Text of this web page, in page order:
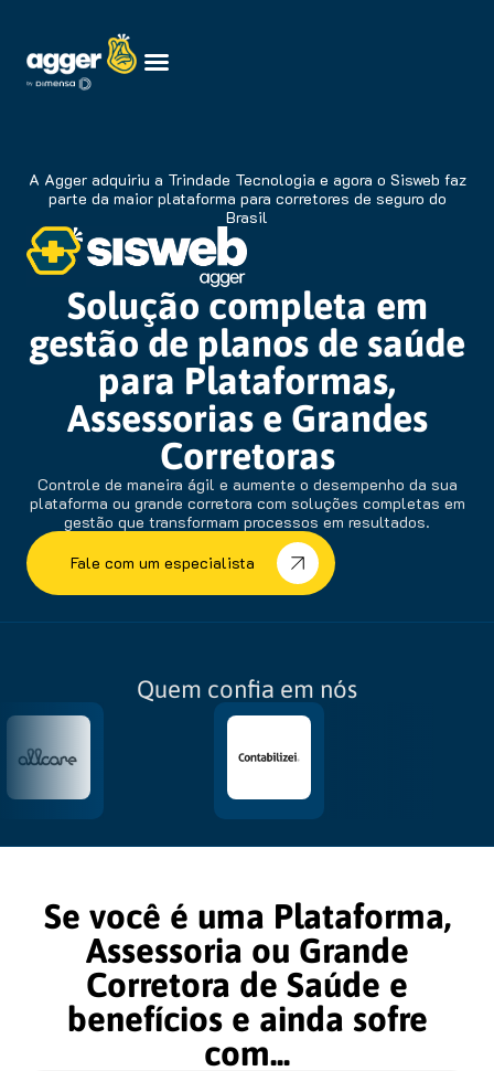
A Agger adquiriu a Trindade Tecnologia e agora o Sisweb faz
parte da maior plataforma para corretores de seguro do
Brasil
Solução completa em
gestão de planos de saúde
para Plataformas,
Assessorias e Grandes
Corretoras
Controle de maneira ágil e aumente o desempenho da sua
plataforma ou grande corretora com soluções completas em
gestão que transformam processos em resultados.
Fale com um especialista
Quem confia em nós
Se você é uma Plataforma,
Assessoria ou Grande
Corretora de Saúde e
benefícios e ainda sofre
com...